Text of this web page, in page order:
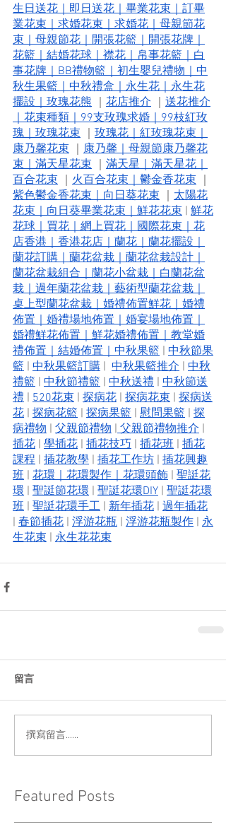
生日送花｜即日送花｜畢業花束｜訂畢
業花束｜求婚花束｜求婚花｜母親節花
束｜母親節花｜開張花籃｜開張花牌｜
花籃｜結婚花球｜襟花｜帛事花籃｜白
事花牌｜BB禮物籃｜初生嬰兒禮物｜中
秋生果籃｜中秋禮盒｜永生花｜永生花
擺設｜玫瑰花熊 花店推介
送花推介
｜花束種類｜99支玫瑰求婚｜99枝紅玫
瑰｜玫瑰花束 玫瑰花｜紅玫瑰花束｜
康乃馨花束
康乃馨｜母親節康乃馨花
束｜滿天星花束 滿天星｜滿天星花｜
百合花束
火百合花束｜鬱金香花束
紫色鬱金香花束｜向日葵花束
太陽花
花束｜向日葵畢業花束｜鮮花花束 | 鮮花
花球｜買花｜網上買花｜國際花束｜花
店香港｜香港花店｜蘭花｜蘭花擺設｜
蘭花訂購｜蘭花盆栽｜蘭花盆栽設計｜
蘭花盆栽組合｜蘭花小盆栽｜白蘭花盆
栽｜過年蘭花盆栽｜藝術型蘭花盆栽｜
桌上型蘭花盆栽｜婚禮佈置鮮花｜婚禮
佈置｜婚禮場地佈置｜婚宴場地佈置｜
婚禮鮮花佈置｜鮮花婚禮佈置｜教堂婚
禮佈置｜結婚佈置｜中秋果籃 | 中秋節果
籃 | 中秋果籃訂購 | 中秋果籃推介 | 中秋
禮籃 | 中秋節禮籃 | 中秋送禮 | 中秋節送
禮 | 520花束 | 探病花 | 探病花束 | 探病送
花 | 探病花籃 | 探病果籃 | 慰問果籃 | 探
病禮物 | 父親節禮物 | 父親節禮物推介 |
插花 | 學插花 | 插花技巧 | 插花班 | 插花
課程 | 插花教學 | 插花工作坊 | 插花興趣
班 | 花環｜花環製作｜花環頭飾 | 聖誔花
環 | 聖誔節花環 | 聖誔花環DIY | 聖誔花環
班 | 聖誔花環手工 | 新年插花 | 過年插花
| 春節插花 | 浮游花瓶 | 浮游花瓶製作 | 永
生花束 | 永生花花束
留言
撰寫留言......
Featured Posts